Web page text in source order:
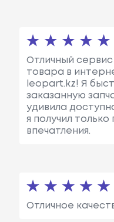
Отличный
товара в
leopart.kz! Я
заказанную
удивила
я получил
впечатления.
Отличное